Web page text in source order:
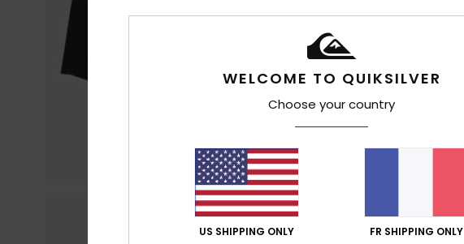
WELCOME TO QUIKSILVER
Choose your country
US SHIPPING ONLY FR SHIPPING ONLY